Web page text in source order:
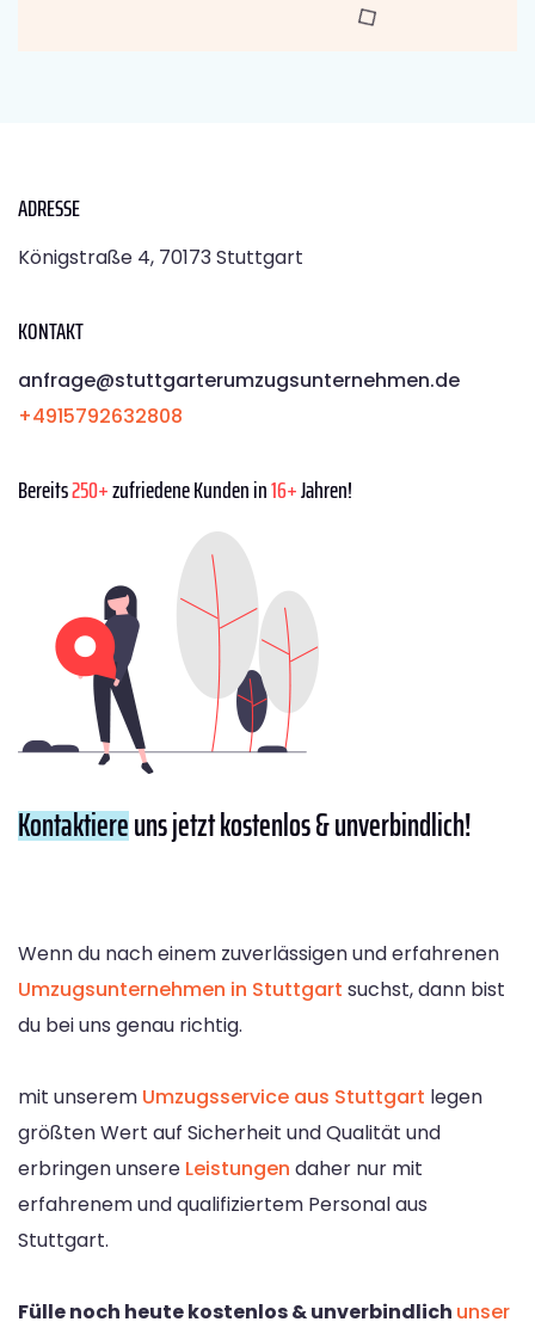
ADRESSE
Königstraße 4, 70173 Stuttgart
KONTAKT
anfrage@stuttgarterumzugsunternehmen.de
+4915792632808
Bereits250+zufriedene Kunden in16+Jahren!
Kontaktiereuns jetzt kostenlos & unverbindlich!
Wenn du nach einem zuverlässigen und erfahrenen
Umzugsunternehmen in Stuttgart suchst, dann bist
du bei uns genau richtig.
mit unserem Umzugsservice aus Stuttgart legen
größten Wert auf Sicherheit und Qualität und
erbringen unsere Leistungen daher nur mit
erfahrenem und qualifiziertem Personal aus
Stuttgart.
Fülle noch heute kostenlos & unverbindlich unser